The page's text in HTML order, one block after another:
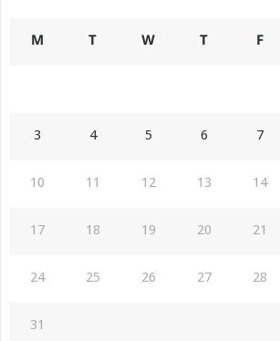
M T W T F
3 4 5 6 7
10 11 12 13 14
17 18 19 20 21
24 25 26 27 28
31